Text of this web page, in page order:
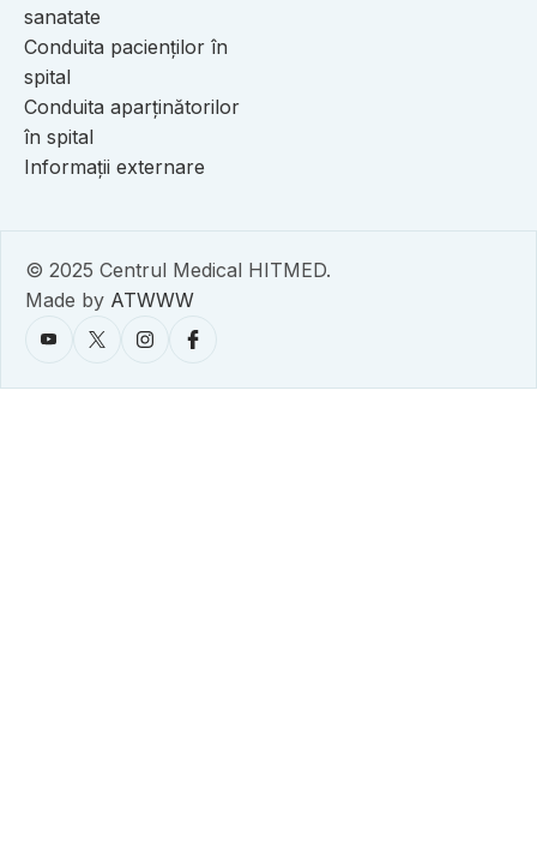
sanatate
Conduita pacienților în
spital
Conduita aparținătorilor
în spital
Informații externare
© 2025 Centrul Medical HITMED.
Made by ATWWW